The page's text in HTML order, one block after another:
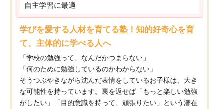
自主学習に最適
学びを愛する人材を育てる塾！知的好奇心を育
て、主体的に学べる人へ
「学校の勉強って、なんだかつまらない」
「何のために勉強しているのかわからない」
そうつぶやきながら沈んだ表情をしているお子様は、大き
な可能性を持っています。裏を返せば「もっと楽しい勉強
がしたい」「目的意識を持って、頑張りたい」という潜在